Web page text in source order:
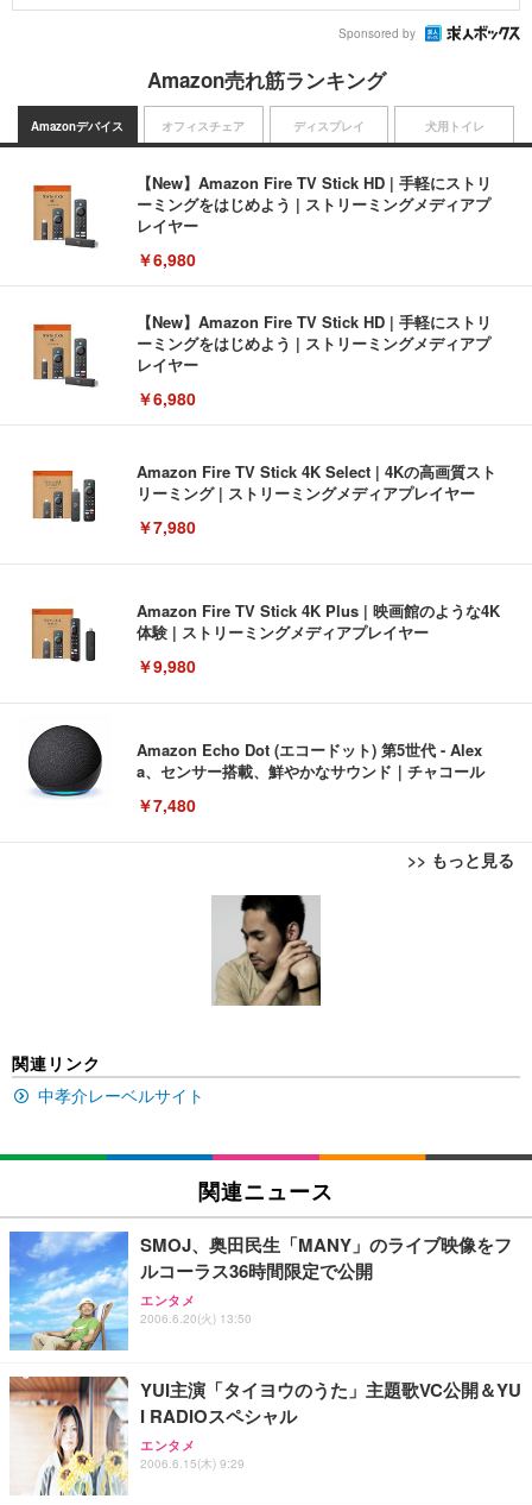
Sponsored by
Amazon売れ筋ランキング
Amazonデバイス
【New】Amazon Fire TV Stick HD | 手軽にストリ
ーミングをはじめよう | ストリーミングメディアプ
レイヤー
￥6,980
【New】Amazon Fire TV Stick HD | 手軽にストリ
ーミングをはじめよう | ストリーミングメディアプ
レイヤー
￥6,980
Amazon Fire TV Stick 4K Select | 4Kの高画質スト
リーミング | ストリーミングメディアプレイヤー
￥7,980
Amazon Fire TV Stick 4K Plus | 映画館のような4K
体験 | ストリーミングメディアプレイヤー
￥9,980
Amazon Echo Dot (エコードット) 第5世代 - Alex
a、センサー搭載、鮮やかなサウンド｜チャコール
￥7,480
>> もっと見る
オフィスチェア
[EdoErgo] オフィスチェア 椅子 テレワーク 疲れな
い 跳ね上げ式アームレスト コンパクト 約105度ロッ
キング pc 事務椅子 360度回転 座面昇降 強化ナイロ
ン樹脂ベース 通気性メッシュ 在宅ワーク H-WY01
(黒網+黒枠+黒足)
ュチェア 人間工学 疲れない ブラック
￥27,999
Sezlife オフィスチェア デスクチェア 疲れない テレ
ワーク チェア 強化バックレスト 30度ロッキング機
レスト 3Dヘッドレスト ハンガー付き 高反発クッシ
ョン PCチェア 通気性メッシュ ゲーミング/勉強/事
務用 おしゃれ パソコンチェア (ブラック)
￥7,680
Sezlife オフィスチェア デスクチェア 疲れない テレ
レスト 3Dヘッドレスト ハンガー付き 高反発クッシ
ョン PCチェア 通気性メッシュ ゲーミング/勉強/事
務用 おしゃれ パソコンチェア (ホワイト)
￥7,680
ANDWINT オフィスチェア デスクチェア 肘なし メ
ディスプレイ
EIZO ビジネス向けプレミアムモニター | FlexScan
EV3240X-WT | 31.5型4K UHD・USB Type-C・ホワ
イト
【純正品】27"ゲーミングモニター DualSense 充電
フック付き（CFI-ZDM1J）
￥49,979
【整備済み品】Dell E2724HS 27インチ 液晶モニタ
応 ComfortView ビジネス向け
￥15,800
【MiniLED/24.5inch/280Hz/FHD】GRAPHT THE S
犬用トイレ
Amazonベーシック ペットシーツ 薄型 レギュラー 1
回使い捨て 無香料 ホワイト 300枚
x2袋(84枚) ホワイト(吸収面:ライトブルー)
￥3,234
ネオ・ルーライフ ネオ・オムツ L 中型犬用 26枚入
り 単品
￥1,800
Smart Basic(スマートベーシック) 【Amazon.co.jp
￥3,670
アイリスオーヤマ ペットシーツ 超厚型 お徳用 レギ
関連リンク
中孝介レーベルサイト
関連ニュース
SMOJ、奥田民生「MANY」のライブ映像をフ
ルコーラス36時間限定で公開
エンタメ
2006.6.20(火) 13:50
YUI主演「タイヨウのうた」主題歌VC公開＆YU
I RADIOスペシャル
エンタメ
2006.6.15(木) 9:29